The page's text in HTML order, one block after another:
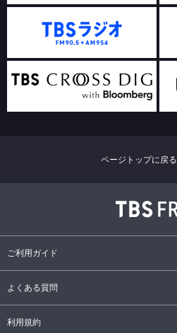
ご利用ガイド
よくある質問
利用規約
ページトップに戻る